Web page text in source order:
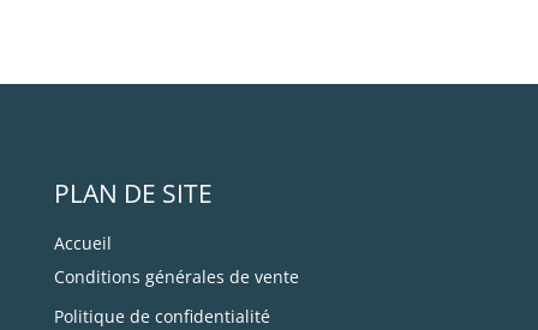
PLAN DE SITE
Accueil
Conditions générales de vente
Politique de confidentialité